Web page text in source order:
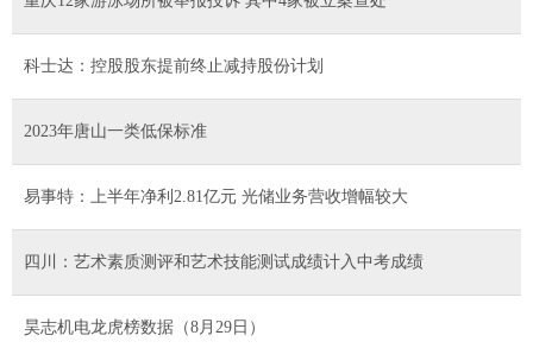
科士达：控股股东提前终止减持股份计划
2023年唐山一类低保标准
易事特：上半年净利2.81亿元 光储业务营收增幅较大
四川：艺术素质测评和艺术技能测试成绩计入中考成绩
昊志机电龙虎榜数据（8月29日）